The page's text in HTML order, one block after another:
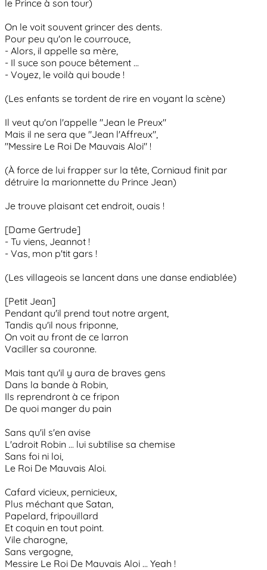
le Prince à son tour)
On le voit souvent grincer des dents.
Pour peu qu'on le courrouce,
- Alors, il appelle sa mère,
- Il suce son pouce bêtement ...
- Voyez, le voilà qui boude !
(Les enfants se tordent de rire en voyant la scène)
Il veut qu'on l'appelle "Jean le Preux"
Mais il ne sera que "Jean l'Affreux",
"Messire Le Roi De Mauvais Aloi" !
(À force de lui frapper sur la tête, Corniaud finit par
détruire la marionnette du Prince Jean)
Je trouve plaisant cet endroit, ouais !
[Dame Gertrude]
- Tu viens, Jeannot !
- Vas, mon p'tit gars !
(Les villageois se lancent dans une danse endiablée)
[Petit Jean]
Pendant qu'il prend tout notre argent,
Tandis qu'il nous friponne,
On voit au front de ce larron
Vaciller sa couronne.
Mais tant qu'il y aura de braves gens
Dans la bande à Robin,
Ils reprendront à ce fripon
De quoi manger du pain
Sans qu'il s'en avise
L'adroit Robin ... lui subtilise sa chemise
Sans foi ni loi,
Le Roi De Mauvais Aloi.
Cafard vicieux, pernicieux,
Plus méchant que Satan,
Papelard, fripouillard
Et coquin en tout point.
Vile charogne,
Sans vergogne,
Messire Le Roi De Mauvais Aloi ... Yeah !